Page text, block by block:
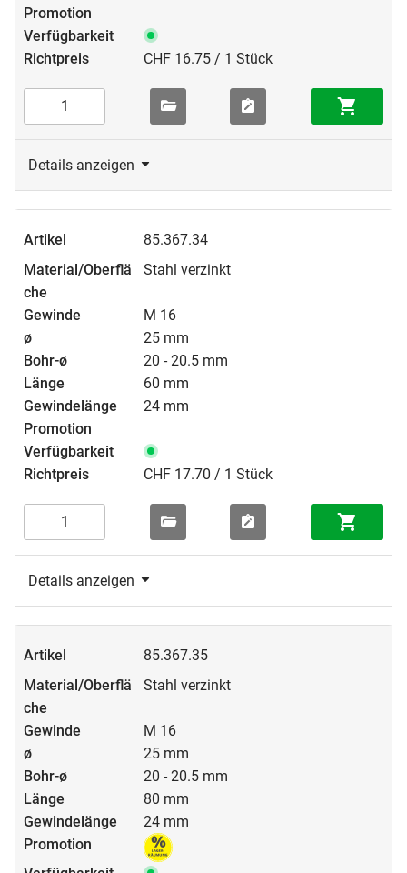
CHF 16.75 / 1 Stück
Details anzeigen
85.367.34
Stahl verzinkt
M 16
25 mm
20 - 20.5 mm
60 mm
24 mm
CHF 17.70 / 1 Stück
Details anzeigen
85.367.35
Stahl verzinkt
M 16
25 mm
20 - 20.5 mm
80 mm
24 mm